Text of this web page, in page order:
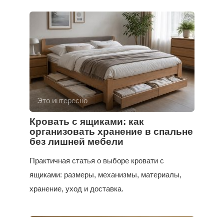
Это интересно
Кровать с ящиками: как
организовать хранение в спальне
без лишней мебели
Практичная статья о выборе кровати с
ящиками: размеры, механизмы, материалы,
хранение, уход и доставка.